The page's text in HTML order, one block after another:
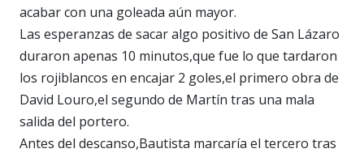
acabar con una goleada aún mayor.
Las esperanzas de sacar algo positivo de San Lázaro
duraron apenas 10 minutos,que fue lo que tardaron
los rojiblancos en encajar 2 goles,el primero obra de
David Louro,el segundo de Martín tras una mala
salida del portero.
Antes del descanso,Bautista marcaría el tercero tras